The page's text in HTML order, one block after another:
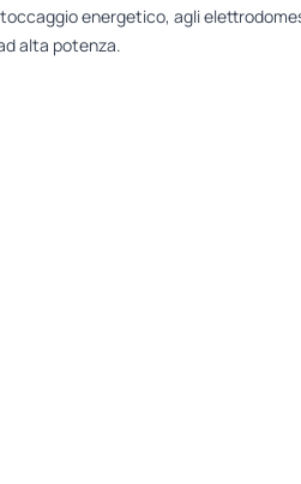
energetico, agli
alta potenza.